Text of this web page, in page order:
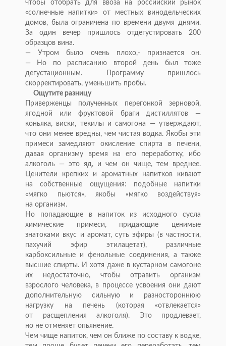
чтобы отобрать для ввоза на
российский рынок
«солнечные напитки» от
местных винодельческих
домов, была ограничена по времени двумя днями.
За
один вечер пришлось отдегустировать 200
образцов вина.
—
Утром было очень плохо,- признается он.
—
Но по
расписанию второй день был тоже
дегустационным. Программу пришлось
скорректировать, уменьшить пробы.
Ощутите разницу
Приверженцы полученных перегонкой зерновой,
ягодной или фруктовой браги дистиллятов
—
коньяка, виски, текилы и самогона —утверждают,
что они менее вредны, чем чистая водка. Якобы эти
примеси замедляют окисление спирта в
печени,
давая организму время на
его переработку, ибо
алкоголь
— это яд, и чем он
чище, тем вреднее.
Ценители крепких и
ароматных напитков кивают
на
собственные ощущения: подобные напитки
«мягко пьются», якобы «мягко воздействуя»
на организм.
Но
попадающие в напиток из
исходного сусла
химические примеси, придающие ценимые
знатоками вкус и аромат, суть эфиры (в частности,
пахучий эфир этилацетат), различные
карбоксильные и
фенольные соединения, а
также
высшие спирты. И хотя даже в кустарном самогоне
их
недостаточно, чтобы отравить организм
взрослого человека, в процессе усвоения они дают
дополнительную сильную и
разностороннюю
нагрузку на
печень (которая «отвлекается»
от
расщепления алкоголя). Это продлевает,
но не отменяет опьянение.
Чем чище напиток, чем он ближе по составу к водке,